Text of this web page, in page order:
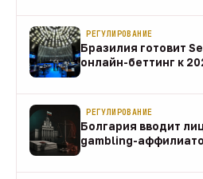
РЕГУЛИРОВАНИЕ
Бразилия готовит
онлайн-беттинг к
РЕГУЛИРОВАНИЕ
Болгария вводит
gambling-